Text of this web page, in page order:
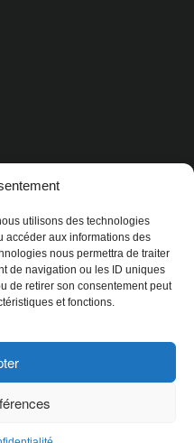
utilisons des technologies
accéder aux informations des
nous permettra de traiter
de navigation ou les ID uniques
de retirer son consentement peut
et fonctions.
réservés.